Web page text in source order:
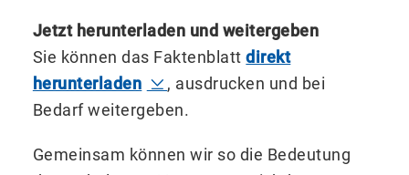
Jetzt herunterladen und weitergeben
Sie können das Faktenblattdirekt
herunterladen
, ausdrucken und bei
Bedarf weitergeben.
Gemeinsam können wir so die Bedeutung